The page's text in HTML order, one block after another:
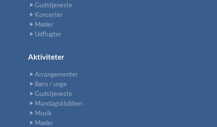
Gudstjeneste
Koncerter
Møder
Udflugter
Aktiviteter
Arrangementer
Børn / unge
Gudstjeneste
Mandagsklubben
Musik
Møder